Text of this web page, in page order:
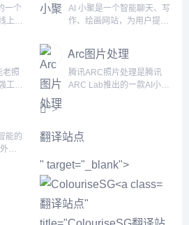
效率。易修图易修图的功能
亮点：1、智能消除(去水...
持
域的
要的
种类
的事情！restorePhotos.io
是一个基于人脸修复的在线
糊的人脸部分，可以帮助用
户恢复和增强老旧模糊的面
部照片。该工具的...
一个
上工
断黑
适当
年甚
今年
AI 小聚是一个智能聊天、写
作、绘画网站，为用户提供
户只需要输入文字或图片，
就可以生成独特的 AI 绘画作
品。无论用户是否有绘画经
验，都可以通过 AI 小聚创作
老照
工
。您
您的
功
者动
Arc图片处理
腾讯ARC照片处理是腾讯
ARC Lab推出的一款AI小工
免费使用。该工具还提供实
功能，方便用户进行老照片
修复、图像无损放大以及模
糊照片修复等操作。使用腾
讯ARC照片处理，用户可以
轻松地将旧照片转换成高
质...
能的
">
翻译站点
" target="_blank">
翻译站点"